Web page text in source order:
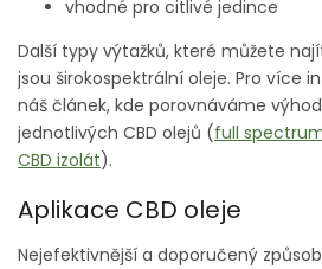
vhodné pro citlivé jedince
Další typy výtažků, které můžete
jsou širokospektrální oleje. Pro více
náš článek, kde porovnáváme
jednotlivých CBD olejů (full
CBD izolát).
Aplikace CBD oleje
Nejefektivnější a doporučený